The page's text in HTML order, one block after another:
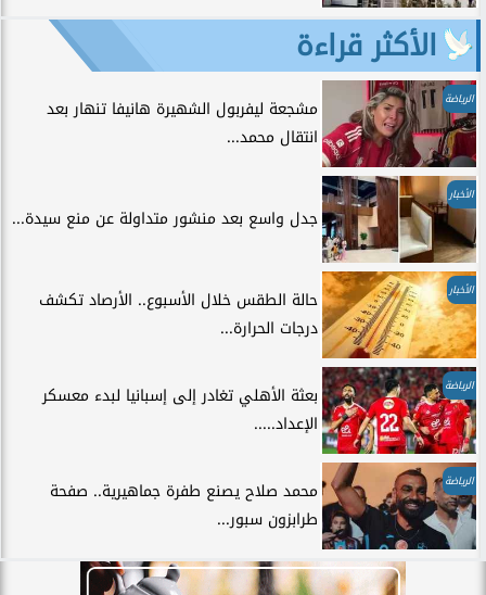
الأكثر قراءة
الرياضة
مشجعة ليفربول الشهيرة هانيفا تنهار بعد
انتقال محمد...
الأخبار
جدل واسع بعد منشور متداولة عن منع سيدة...
الأخبار
حالة الطقس خلال الأسبوع.. الأرصاد تكشف
درجات الحرارة...
الرياضة
بعثة الأهلي تغادر إلى إسبانيا لبدء معسكر
الإعداد.....
الرياضة
محمد صلاح يصنع طفرة جماهيرية.. صفحة
طرابزون سبور...